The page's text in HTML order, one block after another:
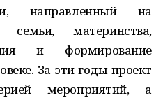
направленный на
материнства,
и формирование
За эти годы проект
мероприятий, а